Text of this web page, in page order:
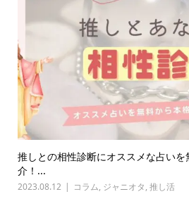
推しとの相性診断にオススメな占い
介！...
2023.08.12 コラム, ジャニオタ, 推し活